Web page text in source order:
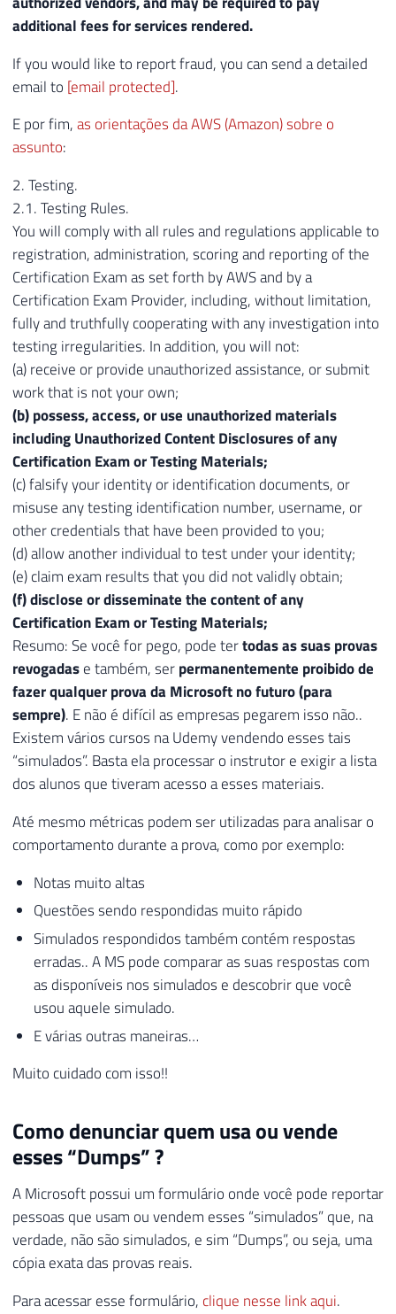
additional fees for services rendered.
If you would like to report fraud, you can send a detailed
email to [email protected].
E por fim,as orientações da AWS (Amazon) sobre o
assunto:
2. Testing.
2.1. Testing Rules.
You will comply with all rules and regulations applicable to
registration, administration, scoring and reporting of the
Certification Exam as set forth by AWS and by a
Certification Exam Provider, including, without limitation,
fully and truthfully cooperating with any investigation into
testing irregularities. In addition, you will not:
(a) receive or provide unauthorized assistance, or submit
work that is not your own;
(b) possess, access, or use unauthorized materials
including Unauthorized Content Disclosures of any
Certification Exam or Testing Materials;
(c) falsify your identity or identification documents, or
misuse any testing identification number, username, or
other credentials that have been provided to you;
(d) allow another individual to test under your identity;
(e) claim exam results that you did not validly obtain;
(f) disclose or disseminate the content of any
Certification Exam or Testing Materials;
Resumo: Se você for pego, pode tertodas as suas provas
revogadase também, serpermanentemente proibido de
fazer qualquer prova da Microsoft no futuro (para
sempre). E não é difícil as empresas pegarem isso não..
Existem vários cursos na Udemy vendendo esses tais
“simulados”. Basta ela processar o instrutor e exigir a lista
dos alunos que tiveram acesso a esses materiais.
Até mesmo métricas podem ser utilizadas para analisar o
comportamento durante a prova, como por exemplo:
Notas muito altas
Questões sendo respondidas muito rápido
Simulados respondidos também contém respostas
erradas.. A MS pode comparar as suas respostas com
as disponíveis nos simulados e descobrir que você
usou aquele simulado.
E várias outras maneiras…
Muito cuidado com isso!!
Como denunciar quem usa ou vende
esses “Dumps” ?
A Microsoft possui um formulário onde você pode reportar
pessoas que usam ou vendem esses “simulados” que, na
verdade, não são simulados, e sim “Dumps”, ou seja, uma
cópia exata das provas reais.
Para acessar esse formulário, clique nesse link aqui.